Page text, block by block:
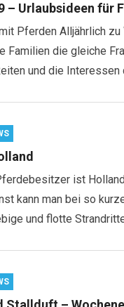
– Urlaubsideen für
Pferden Alljährlich zu
Familien die gleiche
und die Interessen
ist
kann man bei so
und flotte